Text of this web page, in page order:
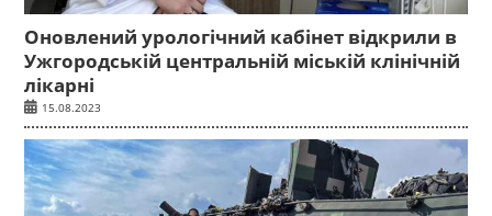
Оновлений урологічний кабінет відкрили в
Ужгородській центральній міській клінічній
лікарні
15.08.2023